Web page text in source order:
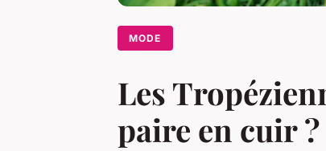
MODE
Les
paire en cuir ?